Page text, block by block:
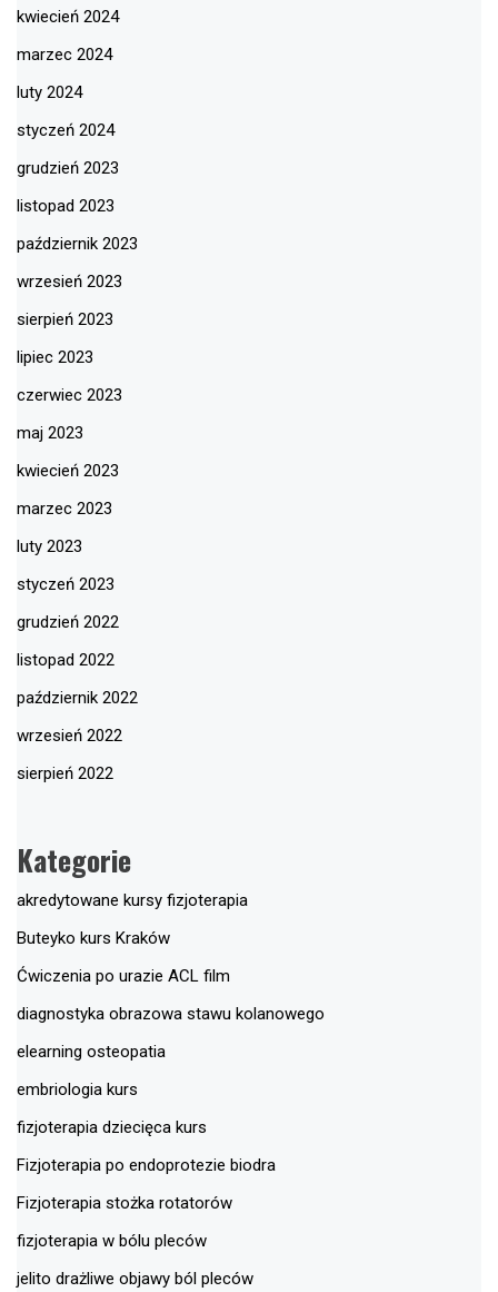
kwiecień 2024
marzec 2024
luty 2024
styczeń 2024
grudzień 2023
listopad 2023
październik 2023
wrzesień 2023
sierpień 2023
lipiec 2023
czerwiec 2023
maj 2023
kwiecień 2023
marzec 2023
luty 2023
styczeń 2023
grudzień 2022
listopad 2022
październik 2022
wrzesień 2022
sierpień 2022
Kategorie
akredytowane kursy fizjoterapia
Buteyko kurs Kraków
Ćwiczenia po urazie ACL film
diagnostyka obrazowa stawu kolanowego
elearning osteopatia
embriologia kurs
fizjoterapia dziecięca kurs
Fizjoterapia po endoprotezie biodra
Fizjoterapia stożka rotatorów
fizjoterapia w bólu pleców
jelito drażliwe objawy ból pleców